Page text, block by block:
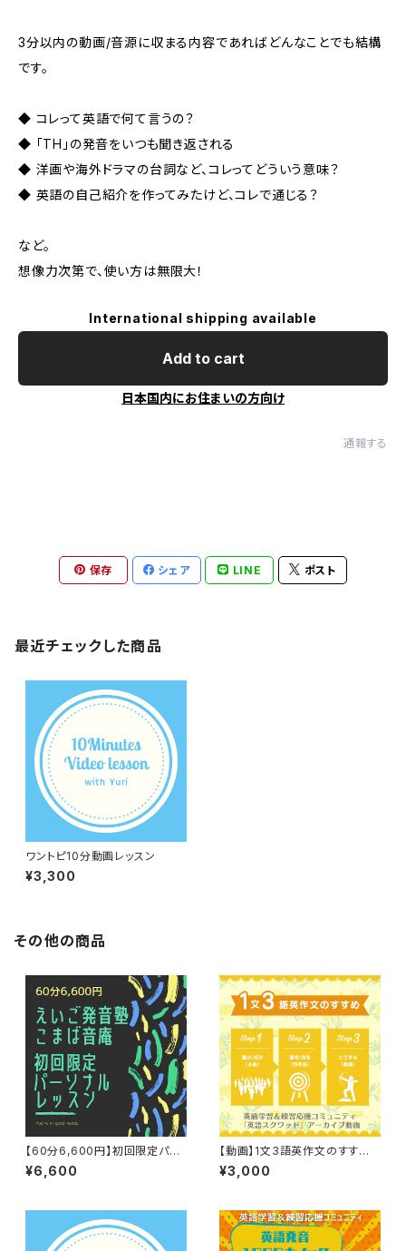
3分以内の動画/音源に収まる内容であればどんなことでも結構
です。
◆ コレって英語で何て言うの？
◆ 「TH」の発音をいつも聞き返される
◆ 洋画や海外ドラマの台詞など、コレってどういう意味？
◆ 英語の自己紹介を作ってみたけど、コレで通じる？
など。
想像力次第で、使い方は無限大！
International shipping available
Add to cart
日本国内にお住まいの方向け
通報する
保存 シェア LINE ポスト
最近チェックした商品
ワントピ10分動画レッスン
¥3,300
その他の商品
【60分6,600円】初回限定パー
ソナルレッスン
¥6,600
【動画】1文3語英作文のすすめ
【英語スクワッド アーカイブ配信
シリーズ】
¥3,000